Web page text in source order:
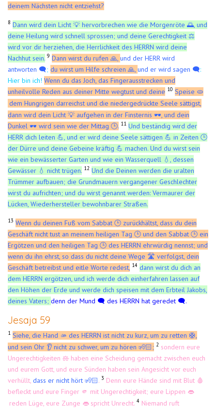
deinem Nächsten nicht entziehst?
8 Dann wird dein Licht 💡 hervorbrechen wie die Morgenröte 🌅, und
deine Heilung wird schnell sprossen; und deine Gerechtigkeit ⚖️
wird vor dir herziehen, die Herrlichkeit des HERRN wird deine
Nachhut sein. 9 Dann wirst du rufen 🙏,und der HERR wird
antworten 🗨️;du wirst um Hilfe schreien 🙏,und er wird sagen 🗨️:
Hier bin ich!Wenn du das Joch, das Fingerausstrecken und
unheilvolle Reden aus deiner Mitte wegtustund deine 10 Speise 🫓
dem Hungrigen darreichst und die niedergedrückte Seele sättigst,
dann wird dein Licht 💡 aufgehen in der Finsternis 🕶️, und dein
Dunkel 🕶️ wird sein wie der Mittag 🕒. 11 Undbeständig wird der
HERR dich leiten 💪, und er wird deine Seele sättigen 💪 in Zeiten 🕒
der Dürre und deine Gebeine kräftig 💪 machen. Und du wirst sein
wie ein bewässerter Garten und wie ein Wasserquell 💧, dessen
Gewässer 💧 nicht trügen. 12 Und die Deinen werden die uralten
Trümmer aufbauen; die Grundmauern vergangener Geschlechter
wirst du aufrichten; und du wirst genannt werden: Vermaurer der
Lücken, Wiederhersteller bewohnbarer Straßen.
13 Wenn du deinen Fuß vom Sabbat 🕒 zurückhältst, dass du dein
Geschäft nicht tust an meinem heiligen Tag 🕒 und den Sabbat 🕒 ein
Ergötzen und den heiligen Tag 🕒 des HERRN ehrwürdig nennst; und
wenn du ihn ehrst, so dass du nicht deine Wege 🛣️ verfolgst, dein
Geschäft betreibst und eitle Worte redest, 14 dann wirst du dich an
dem HERRN ergötzen, und ich werde dich einherfahren lassen auf
den Höhen der Erde und werde dich speisen mit dem Erbteil Jakobs,
deines Vaters;denn der Mund 🗨️ des HERRN hat geredet 🗨️.
Jesaja 59
1 Siehe, die Hand 🫴 des HERRN ist nicht zu kurz, um zu retten🛟
und sein Ohr 👂 nicht zu schwer, um zu hören 🧏🏻; 2 sondern eure
Ungerechtigkeiten⚖️haben eine Scheidung gemacht zwischen euch
und eurem Gott, und eure Sünden haben sein Angesicht vor euch
verhüllt,dass er nicht hört 🧏🏻.3 Denn eure Hände sind mit Blut 🩸
befleckt und eure Finger 🫵 mit Ungerechtigkeit; eure Lippen 👄
reden Lüge, eure Zunge 👄 spricht Unrecht.4 Niemand ruft